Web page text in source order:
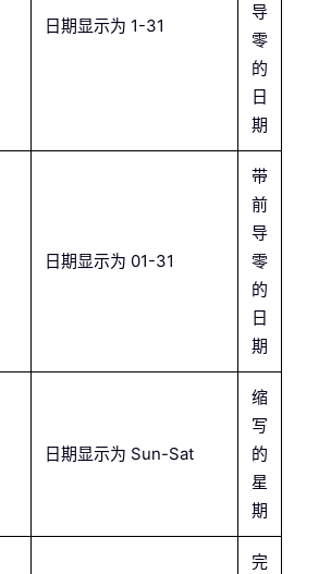
日期显示为 1-31
导
零
的
日
期
日期显示为 01-31
带
前
导
零
的
日
期
日期显示为 Sun-Sat
缩
写
的
星
期
完